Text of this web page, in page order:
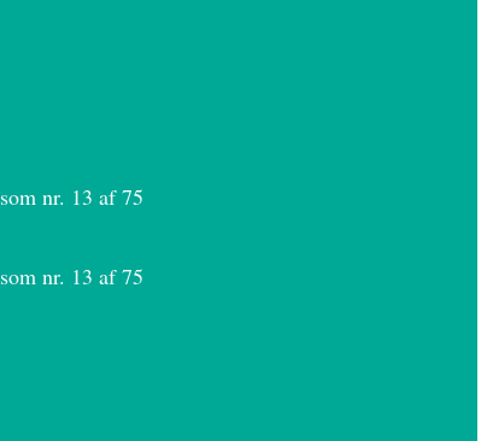
nr. 13 af 75
nr. 13 af 75